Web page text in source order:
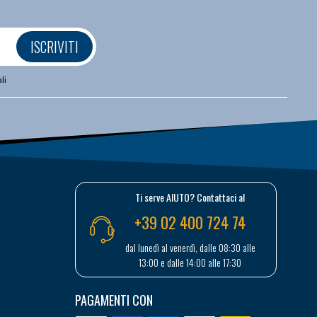
ISCRIVITI
Ti serve AIUTO? Contattaci al
+39 02 400 724 74
dal lunedì al venerdì, dalle 08:30 alle
13:00 e dalle 14:00 alle 17:30
PAGAMENTI CON